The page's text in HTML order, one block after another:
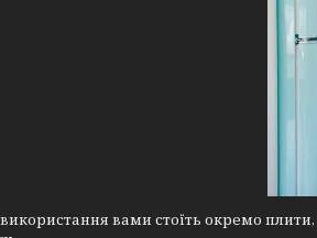
використання вами стоїть окремо